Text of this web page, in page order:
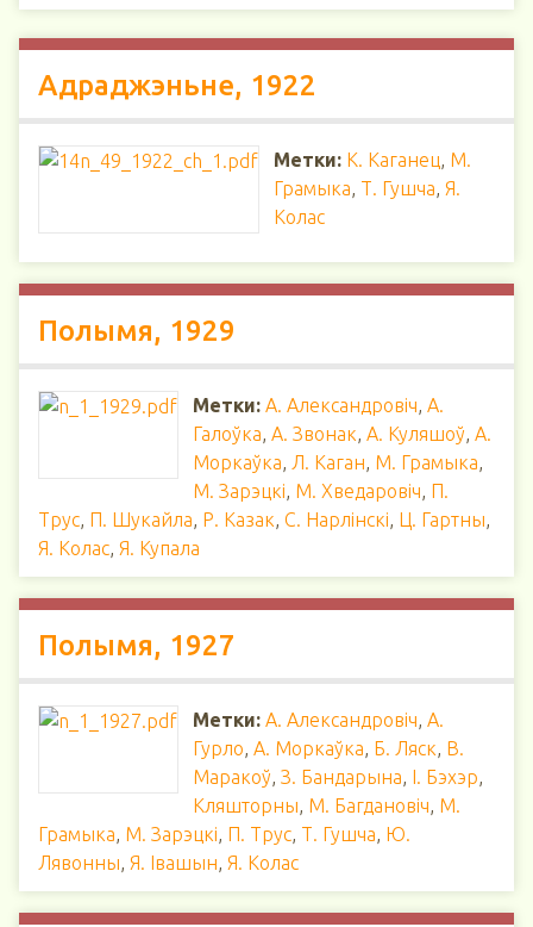
Адраджэньне, 1922
Метки: К. Каганец, М.
Грамыка, Т. Гушча, Я.
Колас
Полымя, 1929
Метки: А. Александровіч, А.
Галоўка, А. Звонак, А. Куляшоў, А.
Моркаўка, Л. Каган, М. Грамыка,
М. Зарэцкі, М. Хведаровіч, П.
Трус, П. Шукайла, Р. Казак, С. Нарлінскі, Ц. Гартны,
Я. Колас, Я. Купала
Полымя, 1927
Метки: А. Александровіч, А.
Гурло, А. Моркаўка, Б. Ляск, В.
Маракоў, З. Бандарына, І. Бэхэр,
Кляшторны, М. Багдановіч, М.
Грамыка, М. Зарэцкі, П. Трус, Т. Гушча, Ю.
Лявонны, Я. Івашын, Я. Колас